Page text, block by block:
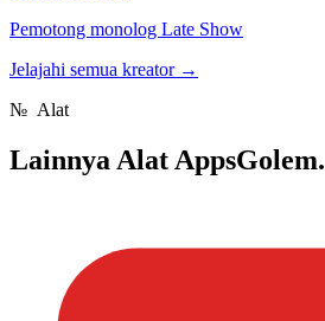
Pemotong monolog Late Show
Jelajahi semua kreator →
№ Alat
Lainnya Alat AppsGolem.